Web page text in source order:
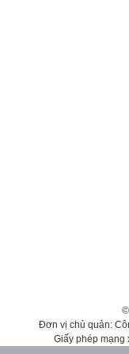
Đơn vị chủ quản:
Giấy phép mạng